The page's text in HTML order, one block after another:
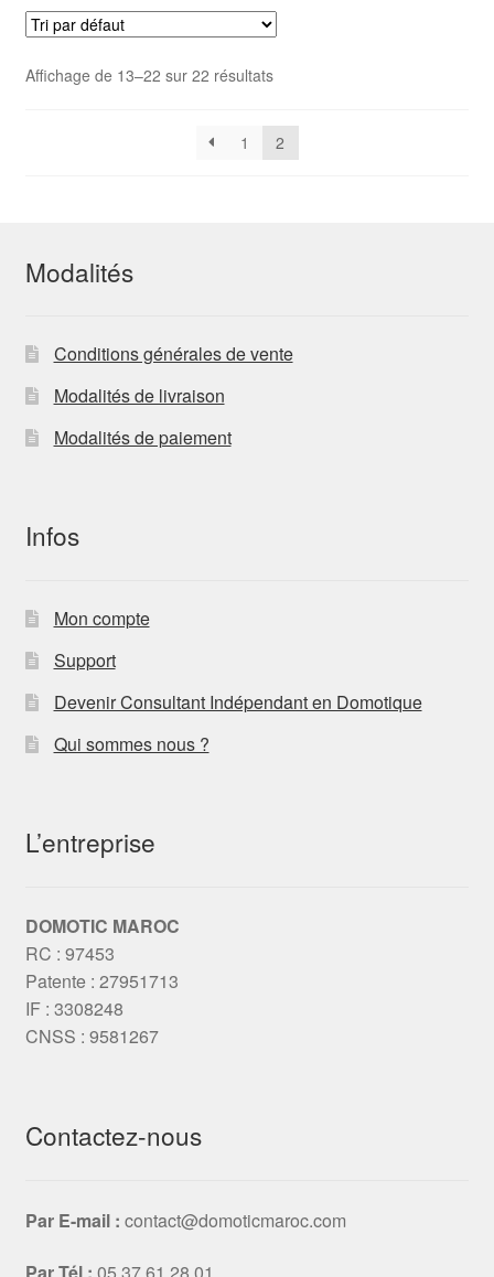
Affichage de 13–22 sur 22 résultats
1 2
Modalités
Conditions générales de vente
Modalités de livraison
Modalités de paiement
Infos
Mon compte
Support
Devenir Consultant Indépendant en Domotique
Qui sommes nous ?
L’entreprise
DOMOTIC MAROC
RC : 97453
Patente : 27951713
IF : 3308248
CNSS : 9581267
Contactez-nous
Par E-mail : contact@domoticmaroc.com